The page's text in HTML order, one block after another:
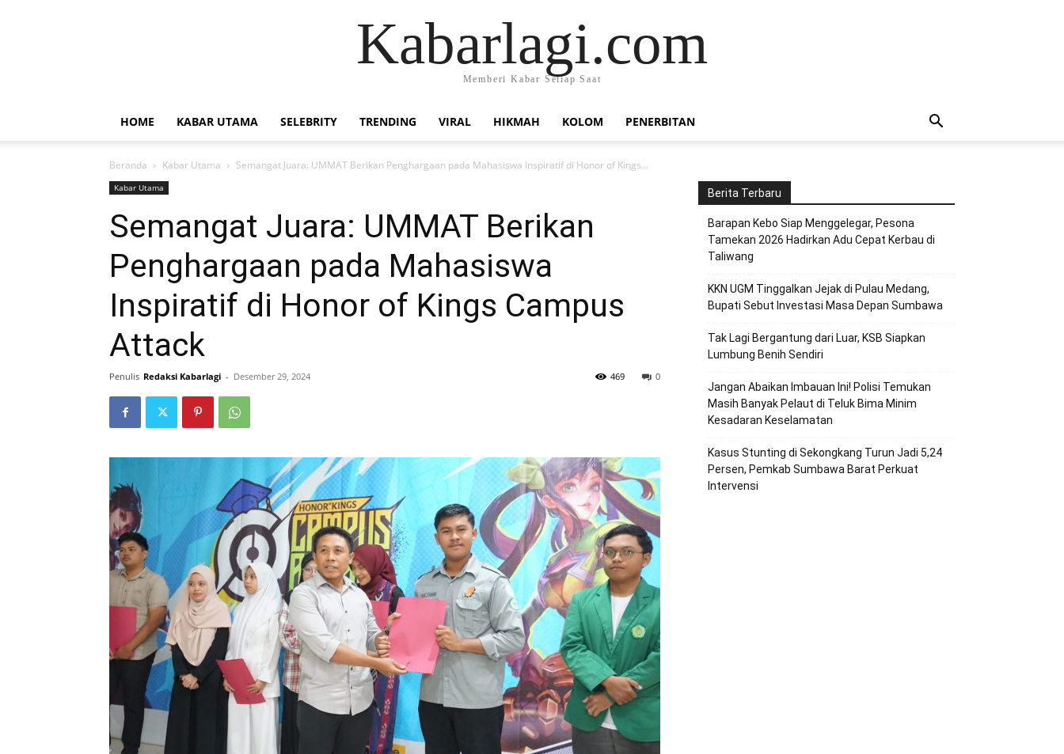
Kabarlagi.com
Memberi Kabar Setiap Saat
HOME KABAR UTAMA SELEBRITY TRENDING VIRAL HIKMAH KOLOM PENERBITAN
Beranda Kabar Utama Semangat Juara: UMMAT Berikan Penghargaan pada Mahasiswa Inspiratif di Honor of Kings...
Kabar Utama
Semangat Juara: UMMAT Berikan
Penghargaan pada Mahasiswa
Inspiratif di Honor of Kings Campus
Attack
Penulis Redaksi Kabarlagi - Desember 29, 2024 0
469
Berita Terbaru
Barapan Kebo Siap Menggelegar, Pesona
Tamekan 2026 Hadirkan Adu Cepat Kerbau di
Taliwang
KKN UGM Tinggalkan Jejak di Pulau Medang,
Bupati Sebut Investasi Masa Depan Sumbawa
Tak Lagi Bergantung dari Luar, KSB Siapkan
Lumbung Benih Sendiri
Jangan Abaikan Imbauan Ini! Polisi Temukan
Masih Banyak Pelaut di Teluk Bima Minim
Kesadaran Keselamatan
Kasus Stunting di Sekongkang Turun Jadi 5,24
Persen, Pemkab Sumbawa Barat Perkuat
Intervensi